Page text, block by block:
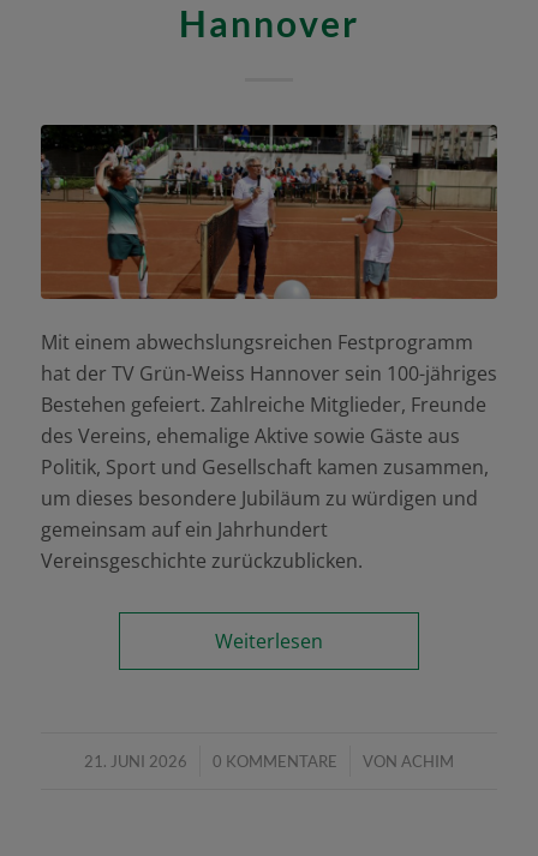
Hannover
Mit einem abwechslungsreichen Festprogramm
hat der TV Grün-Weiss Hannover sein 100-jähriges
Bestehen gefeiert. Zahlreiche Mitglieder, Freunde
des Vereins, ehemalige Aktive sowie Gäste aus
Politik, Sport und Gesellschaft kamen zusammen,
um dieses besondere Jubiläum zu würdigen und
gemeinsam auf ein Jahrhundert
Vereinsgeschichte zurückzublicken.
Weiterlesen
21. JUNI 2026
/ 0 KOMMENTARE
/ VON ACHIM